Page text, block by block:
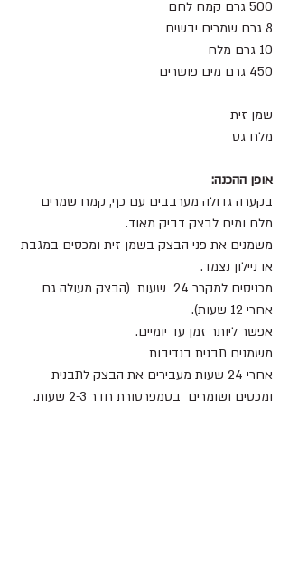
500 גרם קמח לחם
8 גרם שמרים יבשים
10 גרם מלח
450 גרם מים פושרים
שמן זית
מלח גס
אופן ההכנה:
בקערה גדולה מערבבים עם כף, קמח שמרים
מלח ומים לבצק דביק מאוד.
משמנים את פני הבצק בשמן זית ומכסים במגבת
או ניילון נצמד.
מכניסים למקרר 24  שעות  (הבצק מעולה גם
אחרי 12 שעות).
אפשר ליותר זמן עד יומיים.
משמנים תבנית בנדיבות
אחרי 24 שעות מעבירים את הבצק לתבנית
ומכסים ושומרים  בטמפרטורת חדר 2-3 שעות.